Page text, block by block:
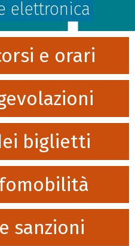
elettronica
e orari
biglietti
sanzioni